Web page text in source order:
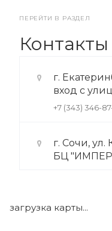
ПЕРЕЙТИ В РАЗДЕЛ
Контакты
г.
вход с
+7 (343) 346-
г. Сочи, ул.
БЦ
загрузка карты...